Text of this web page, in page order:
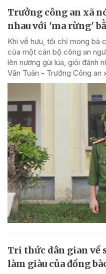
Trưởng công an xã
nhau với 'ma rừng'
Khi về hưu, tôi chỉ mong bà
của một cán bộ công an
lên nương gùi lúa, giỏi đánh
Văn Tuân - Trưởng Công an
Tri thức dân gian về
làm giàu của đồng